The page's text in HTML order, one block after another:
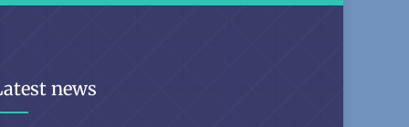
news